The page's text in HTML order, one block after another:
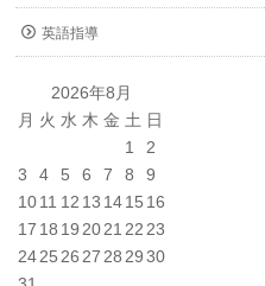
英語指導
2026年8月
月 火 水 木 金 土 日
1
2
3
4 5 6 7 8
9
1011 12 13 1415 16
17 18 19 2021 22 23
2425 26 27 28 29 30